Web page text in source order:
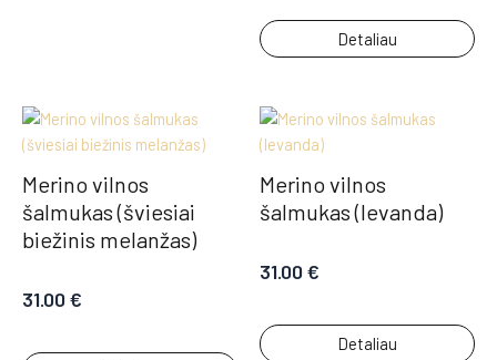
Detaliau
Merino vilnos
šalmukas (šviesiai
biežinis melanžas)
31.00€
Merino vilnos
šalmukas (levanda)
31.00€
Detaliau